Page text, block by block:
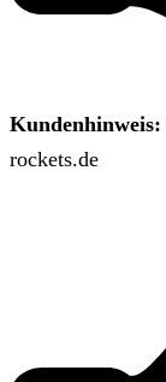
Kundenhinweis:
rockets.de